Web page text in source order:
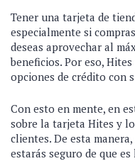
Tener una tarjeta de
especialmente si
deseas aprovechar al
beneficios. Por eso,
opciones de crédito con
Con esto en mente, en
sobre la tarjeta Hites y
clientes. De esta
estarás seguro de que